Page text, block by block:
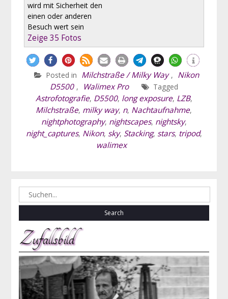
wird mit Sicherheit den
einen oder anderen
Besuch wert sein
Zeige 35 Fotos
Posted in Milchstraße / Milky Way , Nikon
D5500 , Walimex Pro Tagged
Astrofotografie, D5500, long exposure, LZB,
Milchstraße, milky way, n, Nachtaufnahme,
nightphotography, nightscapes, nightsky,
night_captures, Nikon, sky, Stacking, stars, tripod,
walimex
Search
for:
Zufallsbild